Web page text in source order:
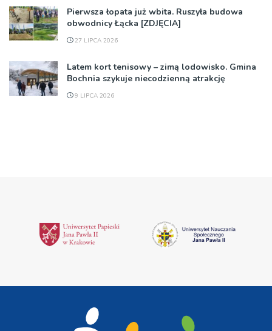
Pierwsza łopata już wbita. Ruszyła budowa
obwodnicy Łącka [ZDJĘCIA]
27 LIPCA 2026
Latem kort tenisowy – zimą lodowisko. Gmina
Bochnia szykuje niecodzienną atrakcję
9 LIPCA 2026